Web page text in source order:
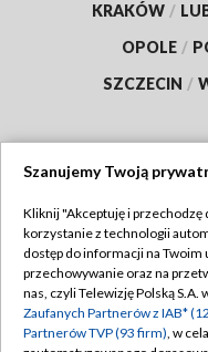
KRAKÓW /
OPOLE /
SZCZECIN /
Abonament TVP
Emisja w TVP
Centrum informacji
Szanujemy Twoją
Kliknij "Akceptuję i przechodzę
korzystanie z technologii
dostęp do informacji na
przechowywanie oraz na
nas, czyli Telewizję Polską S.A.
Zaufanych Partnerów z IAB*
Partnerów TVP (93 firm), w